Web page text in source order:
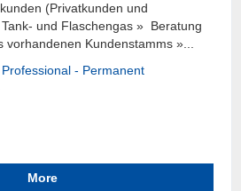
(Privatkunden und
und Flaschengas » Beratung
Kundenstamms »...
- Permanent
More